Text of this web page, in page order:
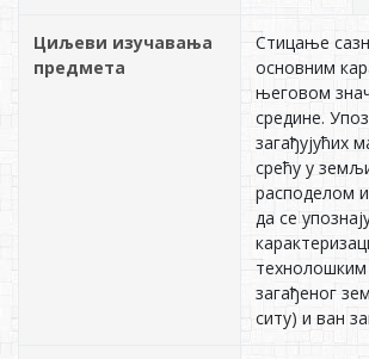
Циљеви изучавања
предмета
Стицање
основним
његовом
средине.
загађујућих
срећу у
расподелом
да се
технолошким
загађеног
ситу) и ван